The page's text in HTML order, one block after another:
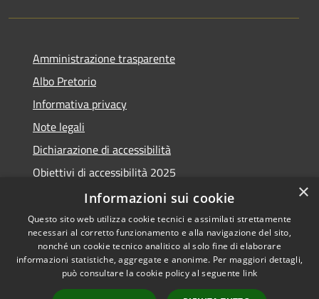
Amministrazione trasparente
Albo Pretorio
Informativa privacy
Note legali
Dichiarazione di accessibilità
Obiettivi di accessibilità 2025
Meccanismo di feedback
RSS
Accessibilità
Copyright © 2026 • Comune di
×
Informazioni sui cookie
Questo sito web utilizza cookie tecnici e assimilati strettamente
necessari al corretto funzionamento e alla navigazione del sito,
nonché un cookie tecnico analitico al solo fine di elaborare
informazioni statistiche, aggregate e anonime. Per maggiori dettagli,
può consultare la cookie policy al seguente link